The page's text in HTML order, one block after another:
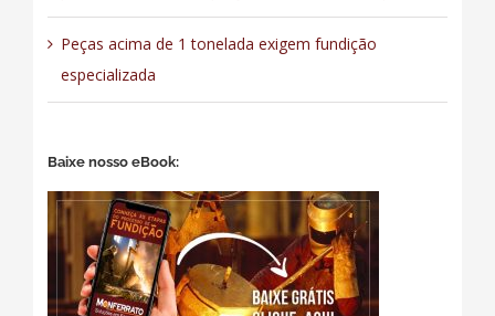
Peças acima de 1 tonelada exigem fundição
especializada
Baixe nosso eBook: